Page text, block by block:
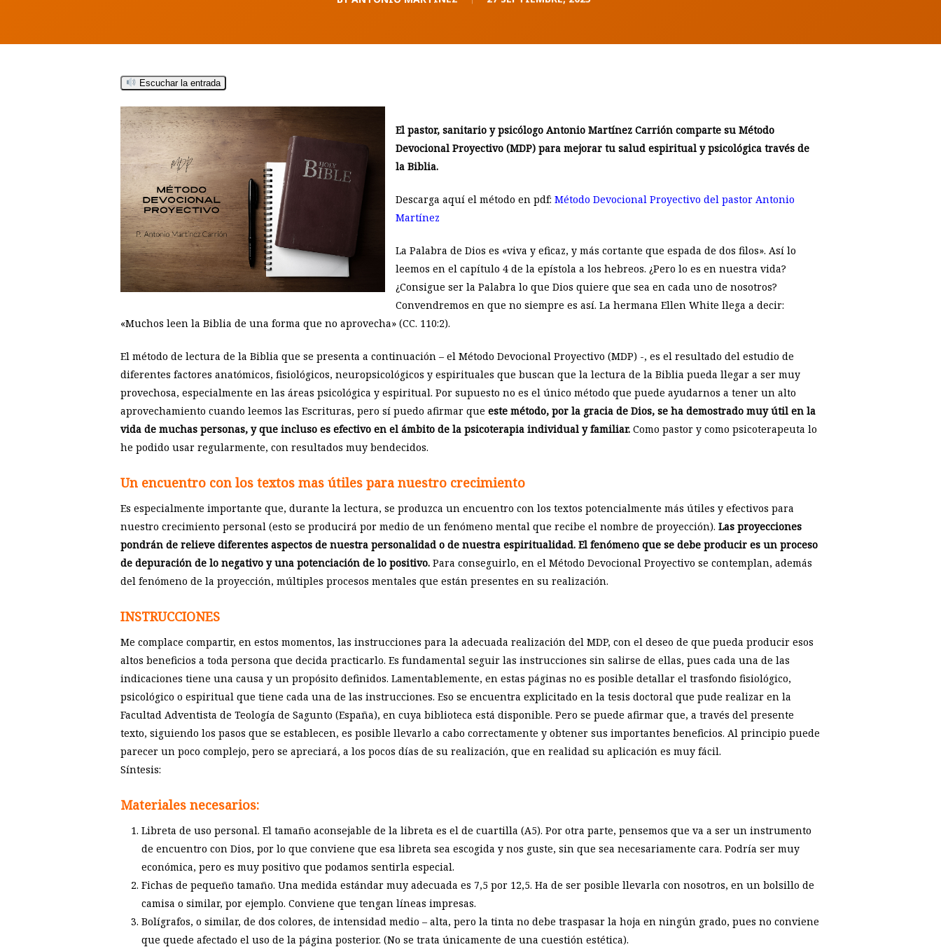
Hit enter to search or ESC to close
Escuchar la entrada
El pastor, sanitario y psicólogo Antonio Martínez Carrión comparte su Método
Devocional Proyectivo (MDP) para mejorar tu salud espiritual y psicológica través de
la Biblia.
Descarga aquí el método en pdf: Método Devocional Proyectivo del pastor Antonio
Martínez
La Palabra de Dios es «viva y eficaz, y más cortante que espada de dos filos». Así lo
leemos en el capítulo 4 de la epístola a los hebreos. ¿Pero lo es en nuestra vida?
¿Consigue ser la Palabra lo que Dios quiere que sea en cada uno de nosotros?
Convendremos en que no siempre es así. La hermana Ellen White llega a decir:
«Muchos leen la Biblia de una forma que no aprovecha» (CC. 110:2).
El método de lectura de la Biblia que se presenta a continuación – el Método Devocional Proyectivo (MDP) -, es el resultado del estudio de
diferentes factores anatómicos, fisiológicos, neuropsicológicos y espirituales que buscan que la lectura de la Biblia pueda llegar a ser muy
provechosa, especialmente en las áreas psicológica y espiritual. Por supuesto no es el único método que puede ayudarnos a tener un alto
aprovechamiento cuando leemos las Escrituras, pero sí puedo afirmar que este método, por la gracia de Dios, se ha demostrado muy útil en la
vida de muchas personas, y que incluso es efectivo en el ámbito de la psicoterapia individual y familiar. Como pastor y como psicoterapeuta lo
he podido usar regularmente, con resultados muy bendecidos.
Un encuentro con los textos mas útiles para nuestro crecimiento
Es especialmente importante que, durante la lectura, se produzca un encuentro con los textos potencialmente más útiles y efectivos para
nuestro crecimiento personal (esto se producirá por medio de un fenómeno mental que recibe el nombre de proyección). Las proyecciones
pondrán de relieve diferentes aspectos de nuestra personalidad o de nuestra espiritualidad. El fenómeno que se debe producir es un proceso
de depuración de lo negativo y una potenciación de lo positivo. Para conseguirlo, en el Método Devocional Proyectivo se contemplan, además
del fenómeno de la proyección, múltiples procesos mentales que están presentes en su realización.
INSTRUCCIONES
Me complace compartir, en estos momentos, las instrucciones para la adecuada realización del MDP, con el deseo de que pueda producir esos
altos beneficios a toda persona que decida practicarlo. Es fundamental seguir las instrucciones sin salirse de ellas, pues cada una de las
indicaciones tiene una causa y un propósito definidos. Lamentablemente, en estas páginas no es posible detallar el trasfondo fisiológico,
psicológico o espiritual que tiene cada una de las instrucciones. Eso se encuentra explicitado en la tesis doctoral que pude realizar en la
Facultad Adventista de Teología de Sagunto (España), en cuya biblioteca está disponible. Pero se puede afirmar que, a través del presente
texto, siguiendo los pasos que se establecen, es posible llevarlo a cabo correctamente y obtener sus importantes beneficios. Al principio puede
parecer un poco complejo, pero se apreciará, a los pocos días de su realización, que en realidad su aplicación es muy fácil.
Síntesis:
Materiales necesarios:
Libreta de uso personal. El tamaño aconsejable de la libreta es el de cuartilla (A5). Por otra parte, pensemos que va a ser un instrumento
de encuentro con Dios, por lo que conviene que esa libreta sea escogida y nos guste, sin que sea necesariamente cara. Podría ser muy
económica, pero es muy positivo que podamos sentirla especial.
Fichas de pequeño tamaño. Una medida estándar muy adecuada es 7,5 por 12,5. Ha de ser posible llevarla con nosotros, en un bolsillo de
camisa o similar, por ejemplo. Conviene que tengan líneas impresas.
Bolígrafos, o similar, de dos colores, de intensidad medio – alta, pero la tinta no debe traspasar la hoja en ningún grado, pues no conviene
que quede afectado el uso de la página posterior. (No se trata únicamente de una cuestión estética).